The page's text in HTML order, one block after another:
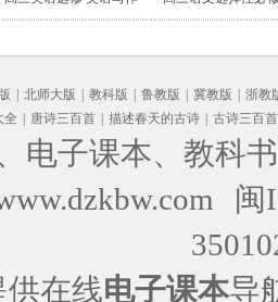
编版)
北师大版 教科版 鲁教版 冀教版
浙教
全
唐诗三百首 描述春天的古诗 古诗三百首
电子课本、教科
闽
供在线电子课本导